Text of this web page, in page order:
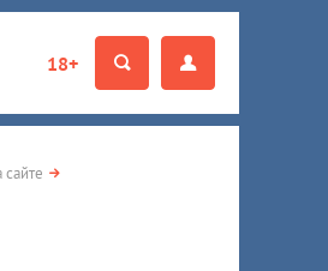
18+
сайте